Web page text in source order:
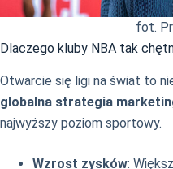
fot.
Dlaczego kluby NBA tak
Otwarcie się ligi na świat to
globalna strategia
najwyższy poziom sportowy.
Wzrost zysków: